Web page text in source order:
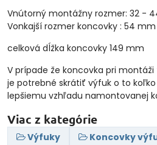
Vnútorný montážny rozmer: 32 -
Vonkajší rozmer koncovky : 54 mm
celková dĺžka koncovky 149 mm
V prípade že koncovka pri
je potrebné skrátiť výfuk o to
lepšiemu vzhľadu namontovanej
Viac z kategórie
Výfuky
Koncovky